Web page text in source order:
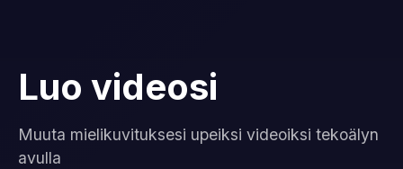
Luo videosi
Muuta mielikuvituksesi upeiksi videoiksi tekoälyn
avulla